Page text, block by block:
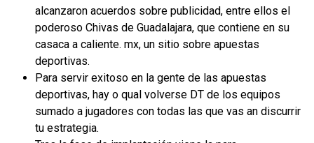
alcanzaron acuerdos sobre publicidad, entre ellos el
poderoso Chivas de Guadalajara, que contiene en su
casaca a caliente. mx, un sitio sobre apuestas
deportivas.
Para servir exitoso en la gente de las apuestas
deportivas, hay o qual volverse DT de los equipos
sumado a jugadores con todas las que vas an discurrir
tu estrategia.